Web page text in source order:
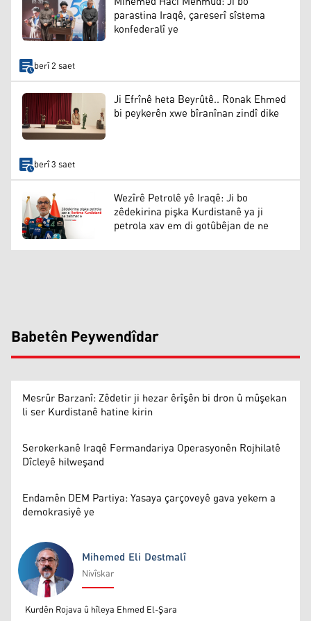
parastina Iraqê, çareserî sîstema
konfederalî ye
berî 2 saet
Ji Efrînê heta Beyrûtê.. Ronak Ehmed
bi peykerên xwe bîranînan zindî dike
berî 3 saet
Wezîrê Petrolê yê Iraqê: Ji bo
zêdekirina pişka Kurdistanê ya ji
petrola xav em di gotûbêjan de ne
Babetên Peywendîdar
Mesrûr Barzanî: Zêdetir ji hezar êrîşên bi dron û mûşekan
li ser Kurdistanê hatine kirin
Serokerkanê Iraqê Fermandariya Operasyonên Rojhilatê
Dîcleyê hilweşand
Endamên DEM Partiya: Yasaya çarçoveyê gava yekem a
demokrasiyê ye
Mihemed Eli Destmalî
Mihemed Eli Destmalî
Nivîskar
Kurdên Rojava û hîleya Ehmed El-Şara